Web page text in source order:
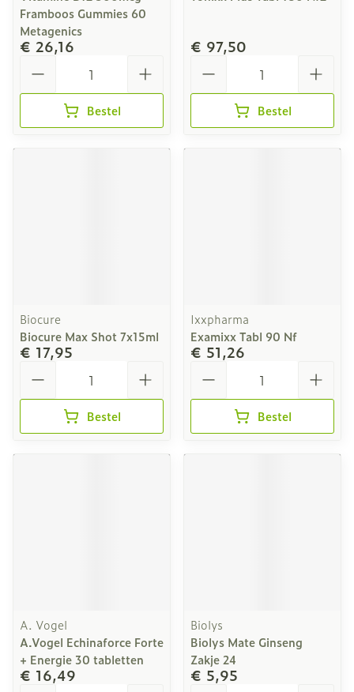
Framboos Gummies 60
Metagenics
€ 26,16
Bestel
€ 97,50
Bestel
Biocure
Biocure Max Shot 7x15ml
€ 17,95
Bestel
Ixxpharma
Examixx Tabl 90 Nf
€ 51,26
Bestel
A. Vogel
A.Vogel Echinaforce Forte
+ Energie 30 tabletten
€ 16,49
Biolys
Biolys Mate Ginseng
Zakje 24
€ 5,95